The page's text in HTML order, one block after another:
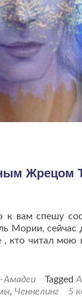
Жрецом
к вам спешу
Мории,
, кто читал
Амадеи Tagged
, Ченнелинг 5